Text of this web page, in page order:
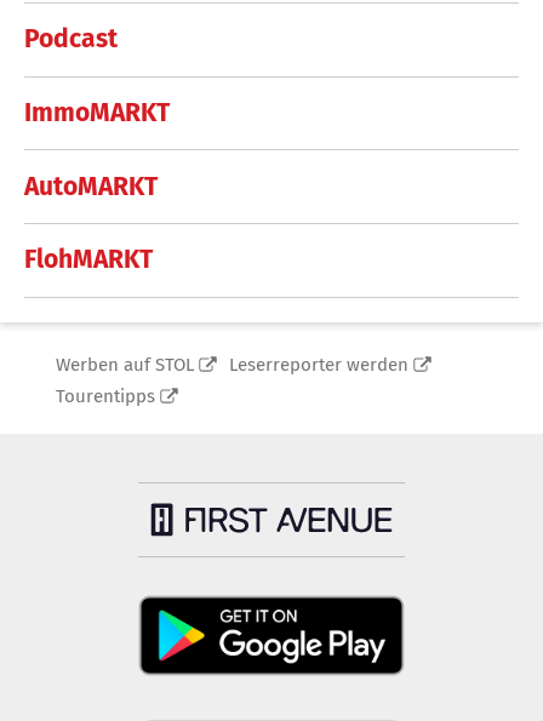
Podcast
ImmoMARKT
AutoMARKT
FlohMARKT
Werben auf STOL
Leserreporter werden
Tourentipps